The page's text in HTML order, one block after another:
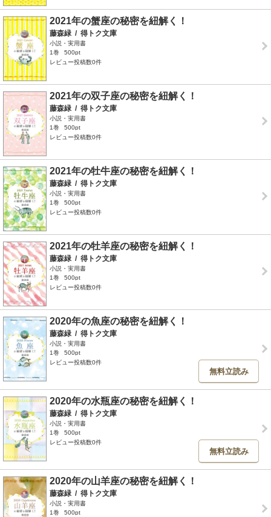
2021年の蟹座の秘密を紐解く！
藤森緑 / 得トク文庫
小説・実用書
1巻
500pt
レビュー投稿数0件
2021年の双子座の秘密を紐解く！
藤森緑 / 得トク文庫
小説・実用書
1巻
500pt
レビュー投稿数0件
2021年の牡牛座の秘密を紐解く！
藤森緑 / 得トク文庫
小説・実用書
1巻
500pt
レビュー投稿数0件
2021年の牡羊座の秘密を紐解く！
藤森緑 / 得トク文庫
小説・実用書
1巻
500pt
レビュー投稿数0件
2020年の魚座の秘密を紐解く！
藤森緑 / 得トク文庫
小説・実用書
1巻
500pt
レビュー投稿数0件
無料立読み
2020年の水瓶座の秘密を紐解く！
藤森緑 / 得トク文庫
小説・実用書
1巻
500pt
レビュー投稿数0件
無料立読み
2020年の山羊座の秘密を紐解く！
藤森緑 / 得トク文庫
小説・実用書
1巻
500pt